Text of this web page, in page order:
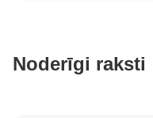
Noderīgi raksti